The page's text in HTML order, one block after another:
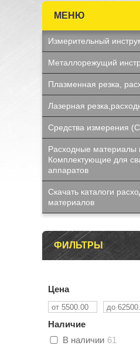
Измерительный
Металлорежущий
Плазменная резка,
Лазерная
Средства измерения
Расходные материалы
Комплектующие для
аппаратов
Скачать каталоги
материалов
ФИЛЬТРЫ
Цена
Наличие
В наличии 61